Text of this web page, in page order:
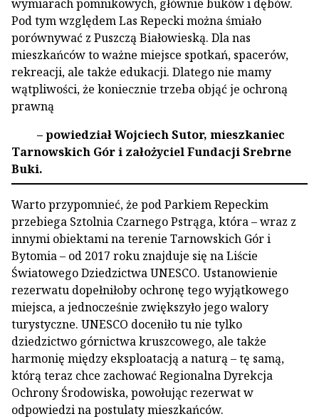
wymiarach pomnikowych, głównie buków i dębów.
Pod tym względem Las Repecki można śmiało
porównywać z Puszczą Białowieską. Dla nas
mieszkańców to ważne miejsce spotkań, spacerów,
rekreacji, ale także edukacji. Dlatego nie mamy
wątpliwości, że koniecznie trzeba objąć je ochroną
prawną
– powiedział Wojciech Sutor, mieszkaniec
Tarnowskich Gór i założyciel Fundacji Srebrne
Buki.
Warto przypomnieć, że pod Parkiem Repeckim
przebiega Sztolnia Czarnego Pstrąga, która – wraz z
innymi obiektami na terenie Tarnowskich Gór i
Bytomia – od 2017 roku znajduje się na Liście
Światowego Dziedzictwa UNESCO. Ustanowienie
rezerwatu dopełniłoby ochronę tego wyjątkowego
miejsca, a jednocześnie zwiększyło jego walory
turystyczne. UNESCO doceniło tu nie tylko
dziedzictwo górnictwa kruszcowego, ale także
harmonię między eksploatacją a naturą – tę samą,
którą teraz chce zachować Regionalna Dyrekcja
Ochrony Środowiska, powołując rezerwat w
odpowiedzi na postulaty mieszkańców.